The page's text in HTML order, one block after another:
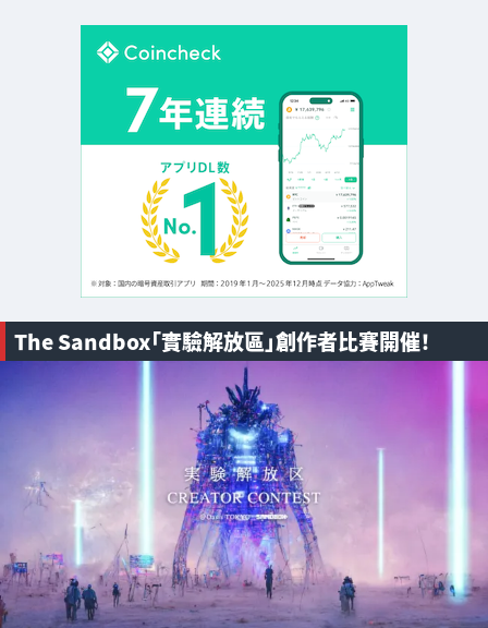
The Sandbox「實驗解放區」創作者比賽開催！